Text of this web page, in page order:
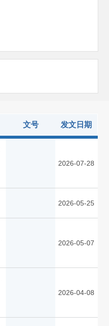
文号 发文日期
2026-07-28
2026-05-25
2026-05-07
2026-04-08